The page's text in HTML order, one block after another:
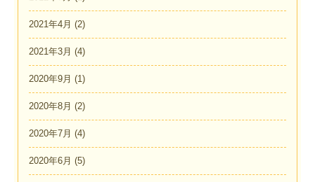
2021年4月 (2)
2021年3月 (4)
2020年9月 (1)
2020年8月 (2)
2020年7月 (4)
2020年6月 (5)